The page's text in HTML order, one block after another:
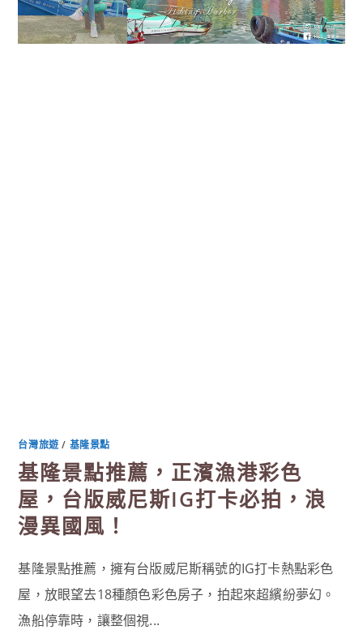
台灣旅遊/ 基隆景點
基隆景點推薦，正濱漁港彩色
屋，台版威尼斯IG打卡必拍，浪
漫異國風！
基隆景點推薦，擁有台版威尼斯稱號的IG打卡熱點彩色
屋，放眼望去18種顏色彩色房子，拍起來超繽紛夢幻。
漁船停靠時，讓整個視...